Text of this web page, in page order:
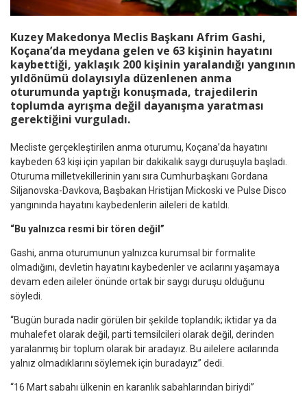
Kuzey Makedonya Meclis Başkanı Afrim Gashi,
Koçana’da meydana gelen ve 63 kişinin hayatını
kaybettiği, yaklaşık 200 kişinin yaralandığı yangının
yıldönümü dolayısıyla düzenlenen anma
oturumunda yaptığı konuşmada, trajedilerin
toplumda ayrışma değil dayanışma yaratması
gerektiğini vurguladı.
Mecliste gerçekleştirilen anma oturumu, Koçana’da hayatını
kaybeden 63 kişi için yapılan bir dakikalık saygı duruşuyla başladı.
Oturuma milletvekillerinin yanı sıra Cumhurbaşkanı Gordana
Siljanovska-Davkova, Başbakan Hristijan Mickoski ve Pulse Disco
yangınında hayatını kaybedenlerin aileleri de katıldı.
“Bu yalnızca resmi bir tören değil”
Gashi, anma oturumunun yalnızca kurumsal bir formalite
olmadığını, devletin hayatını kaybedenler ve acılarını yaşamaya
devam eden aileler önünde ortak bir saygı duruşu olduğunu
söyledi.
“Bugün burada nadir görülen bir şekilde toplandık; iktidar ya da
muhalefet olarak değil, parti temsilcileri olarak değil, derinden
yaralanmış bir toplum olarak bir aradayız. Bu ailelere acılarında
yalnız olmadıklarını söylemek için buradayız” dedi.
“16 Mart sabahı ülkenin en karanlık sabahlarından biriydi”